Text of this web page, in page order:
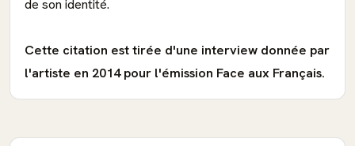
de son identité.
Cette citation est tirée d'une interview donnée par
l'artiste en 2014 pour l'émission Face aux Français.